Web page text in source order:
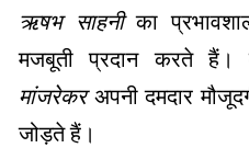
ऋषभ साहनीका
मजबूती प्रदान करते हैं।
मांजरेकरअपनी दमदार
जोड़ते हैं।